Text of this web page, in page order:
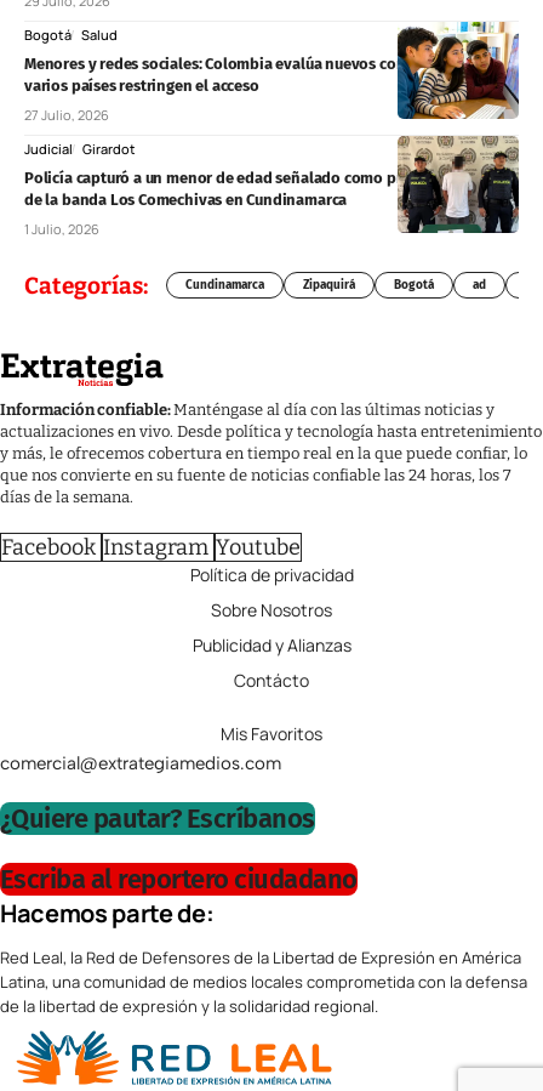
Bogotá Salud
Menores y redes sociales: Colombia evalúa nuevos controles mientras
varios países restringen el acceso
27 Julio, 2026
Judicial Girardot
Policía capturó a un menor de edad señalado como presunto sicario
de la banda Los Comechivas en Cundinamarca
1 Julio, 2026
Categorías: Cundinamarca Zipaquirá Bogotá ad
Información confiable:Manténgase al día con las últimas noticias y
actualizaciones en vivo. Desde política y tecnología hasta entretenimiento
y más, le ofrecemos cobertura en tiempo real en la que puede confiar, lo
que nos convierte en su fuente de noticias confiable las 24 horas, los 7
días de la semana.
Facebook Instagram Youtube
Política de privacidad
Sobre Nosotros
Publicidad y Alianzas
Contácto
Mis Favoritos
comercial@extrategiamedios.com
¿Quiere pautar? Escríbanos
Escriba al reportero ciudadano
Hacemos parte de:
Red Leal, la Red de Defensores de la Libertad de Expresión en América
Latina, una comunidad de medios locales comprometida con la defensa
de la libertad de expresión y la solidaridad regional.